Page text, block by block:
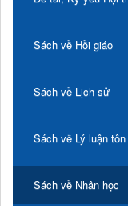
Sách về Hồi giáo
Sách về Lịch sử
Sách về Lý luận
Sách về Nhân học